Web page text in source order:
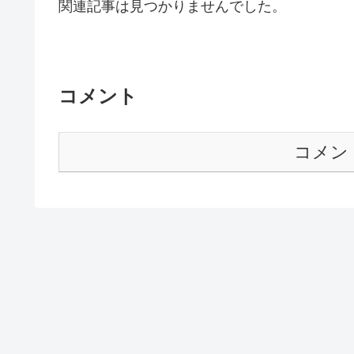
関連記事は見つかりませんでした。
コメント
コメン